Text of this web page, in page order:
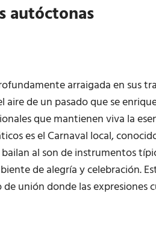
autóctonas
arraigada en sus
aire de un pasado que se
que mantienen viva la
es el Carnaval local,
al son de instrumentos
de alegría y celebración.
unión donde las expresiones